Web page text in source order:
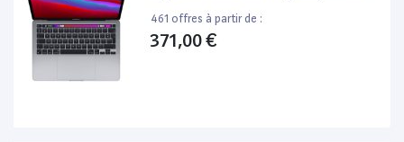
461 offres à partir de :
371,00 €